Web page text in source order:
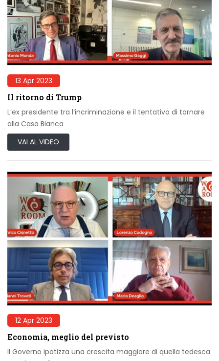
13 Apr 2023
Il ritorno di Trump
L’ex presidente tra l’incriminazione e il tentativo di tornare
alla Casa Bianca
VAI AL VIDEO
12 Apr 2023
Economia, meglio del previsto
Il Governo ipotizza una crescita maggiore di quella tedesca